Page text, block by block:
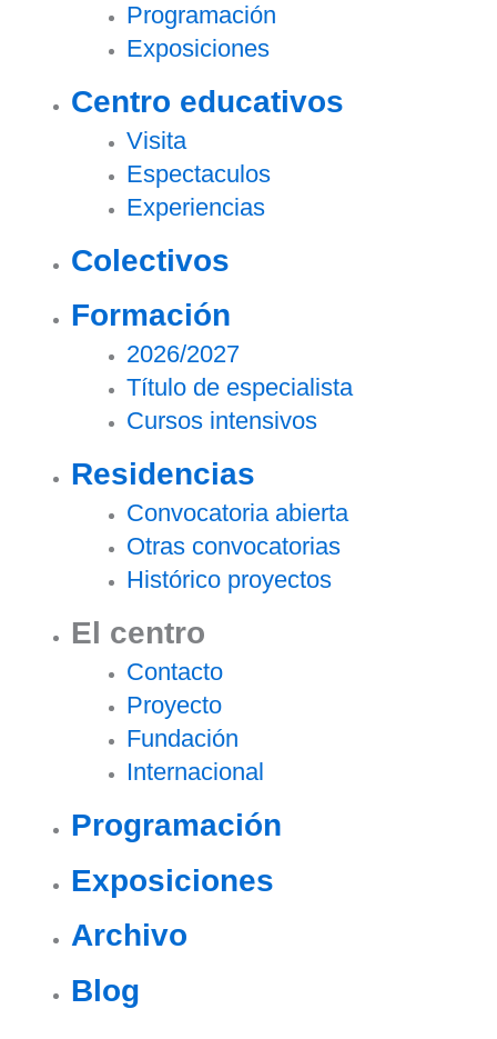
Programación
Exposiciones
Centro educativos
Visita
Espectaculos
Experiencias
Colectivos
Formación
2026/2027
Título de especialista
Cursos intensivos
Residencias
Convocatoria abierta
Otras convocatorias
Histórico proyectos
El centro
Contacto
Proyecto
Fundación
Internacional
Programación
Exposiciones
Archivo
Blog